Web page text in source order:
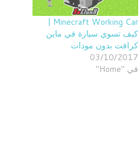
Minecraft Working Car |
كيف تسوي سيارة في ماين
كرافت بدون مودات
03/10/2017
في "Home"